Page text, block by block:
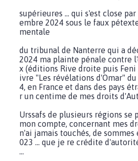
supérieures ... qui s'est close
embre 2024 sous le faux
mentale
du tribunal de Nanterre qui a
2024 ma plainte pénale contre
x (éditions Rive droite puis
ivre "Les révélations d'Omar"
4, en France et dans des pays
r un centime de mes droits
Urssafs de plusieurs régions
mon compte, concernant mes
n'ai jamais touchés, de
023 ... que je re crédite
...